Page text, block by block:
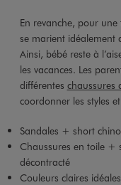
En revanche, pour
se marient idéalement
Ainsi, bébé reste à
les vacances. Les
différentes chaussures
coordonner les styles
Sandales + short
Chaussures en toile
décontracté
Couleurs claires